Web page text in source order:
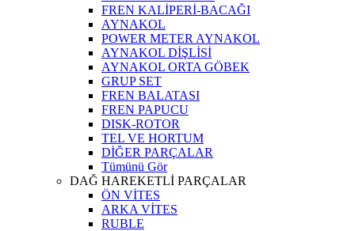
FREN KALİPERİ-BACAĞI
AYNAKOL
POWER METER AYNAKOL
AYNAKOL DİŞLİSİ
AYNAKOL ORTA GÖBEK
GRUP SET
FREN BALATASI
FREN PAPUCU
DISK-ROTOR
TEL VE HORTUM
DİĞER PARÇALAR
Tümünü Gör
DAĞ HAREKETLİ PARÇALAR
ÖN VİTES
ARKA VİTES
RUBLE